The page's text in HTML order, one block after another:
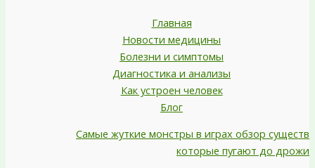
Главная
Новости медицины
Болезни и симптомы
Диагностика и анализы
Как устроен человек
Блог
Самые жуткие монстры в играх обзор существ
которые пугают до дрожи